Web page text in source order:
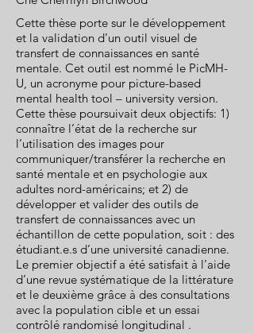
Cette thèse porte sur le développement
et la validation d’un outil visuel de
transfert de connaissances en santé
mentale. Cet outil est nommé le PicMH-
U, un acronyme pour picture-based
mental health tool – university version.
Cette thèse poursuivait deux objectifs: 1)
connaître l’état de la recherche sur
l’utilisation des images pour
communiquer/transférer la recherche en
santé mentale et en psychologie aux
adultes nord-américains; et 2) de
développer et valider des outils de
transfert de connaissances avec un
échantillon de cette population, soit : des
étudiant.e.s d’une université canadienne.
Le premier objectif a été satisfait à l’aide
d’une revue systématique de la littérature
et le deuxième grâce à des consultations
avec la population cible et un essai
contrôlé randomisé longitudinal .